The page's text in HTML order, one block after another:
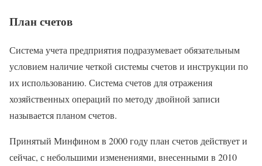
План счетов
Система учета предприятия подразумевает обязательным
условием наличие четкой системы счетов и инструкции по
их использованию. Система счетов для отражения
хозяйственных операций по методу двойной записи
называется планом счетов.
Принятый Минфином в 2000 году план счетов действует и
сейчас, с небольшими изменениями, внесенными в 2010